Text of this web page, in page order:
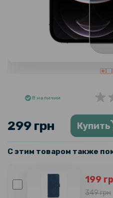
В наличии
299 грн Купить
С этим товаром также
199
349 грн